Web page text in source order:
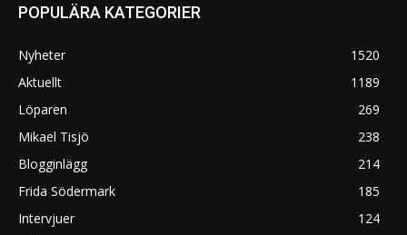
POPULÄRA KATEGORIER
Nyheter
1520
Aktuellt
1189
Löparen
269
Mikael Tisjö
238
Blogginlägg
214
Frida Södermark
185
Intervjuer
124